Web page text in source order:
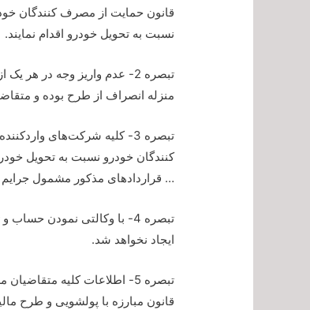
قانون حمایت از مصرف کنندگان
نسبت به تحویل خودرو اقدام نمایند.
منزله انصراف از طرح بوده و
تبصره 3- کلیه شرکت‌های
کنندگان خودرو نسبت به تحویل
… قراردادهای مذکور مشمول
تبصره 4- با وکالتی نمودن
ایجاد نخواهد شد.
قانون مبارزه با پولشویی و طرح